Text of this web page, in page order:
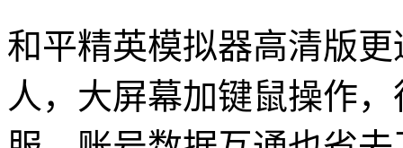
和平精英模拟器高清版
人，大屏幕加键鼠操作